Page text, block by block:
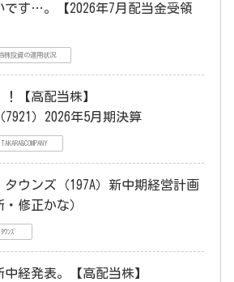
です…。【2026年7月配当金受領
株投資の運用状況
【高配当株】
（7921）2026年5月期決算
ウンズ（197A）新中期経営計画
・修正かな）
ｳﾝｽﾞ
経発表。【高配当株】